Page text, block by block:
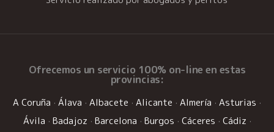
Ofrecemos un servicio 100% on-line en estas
provincias:
A Coruña · Álava · Albacete · Alicante · Almería · Asturias ·
Ávila · Badajoz · Barcelona · Burgos · Cáceres · Cádiz ·